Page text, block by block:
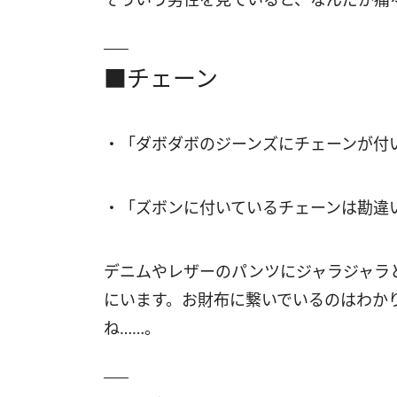
■チェーン
・「ダボダボのジーンズにチェーンが
・「ズボンに付いているチェーンは勘
デニムやレザーのパンツにジャラジャ
にいます。お財布に繋いでいるのはわ
ね……。